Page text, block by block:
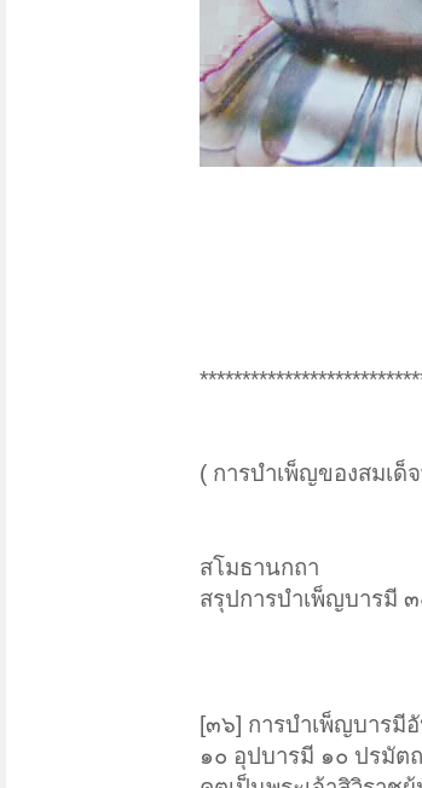
( การบำเพ็ญของสมเ
สโมธานกถา
สรุปการบำเพ็ญบารมี
[๓๖] การบำเพ็ญบารมี
๑๐ อุปบารมี ๑๐ ปรมัต